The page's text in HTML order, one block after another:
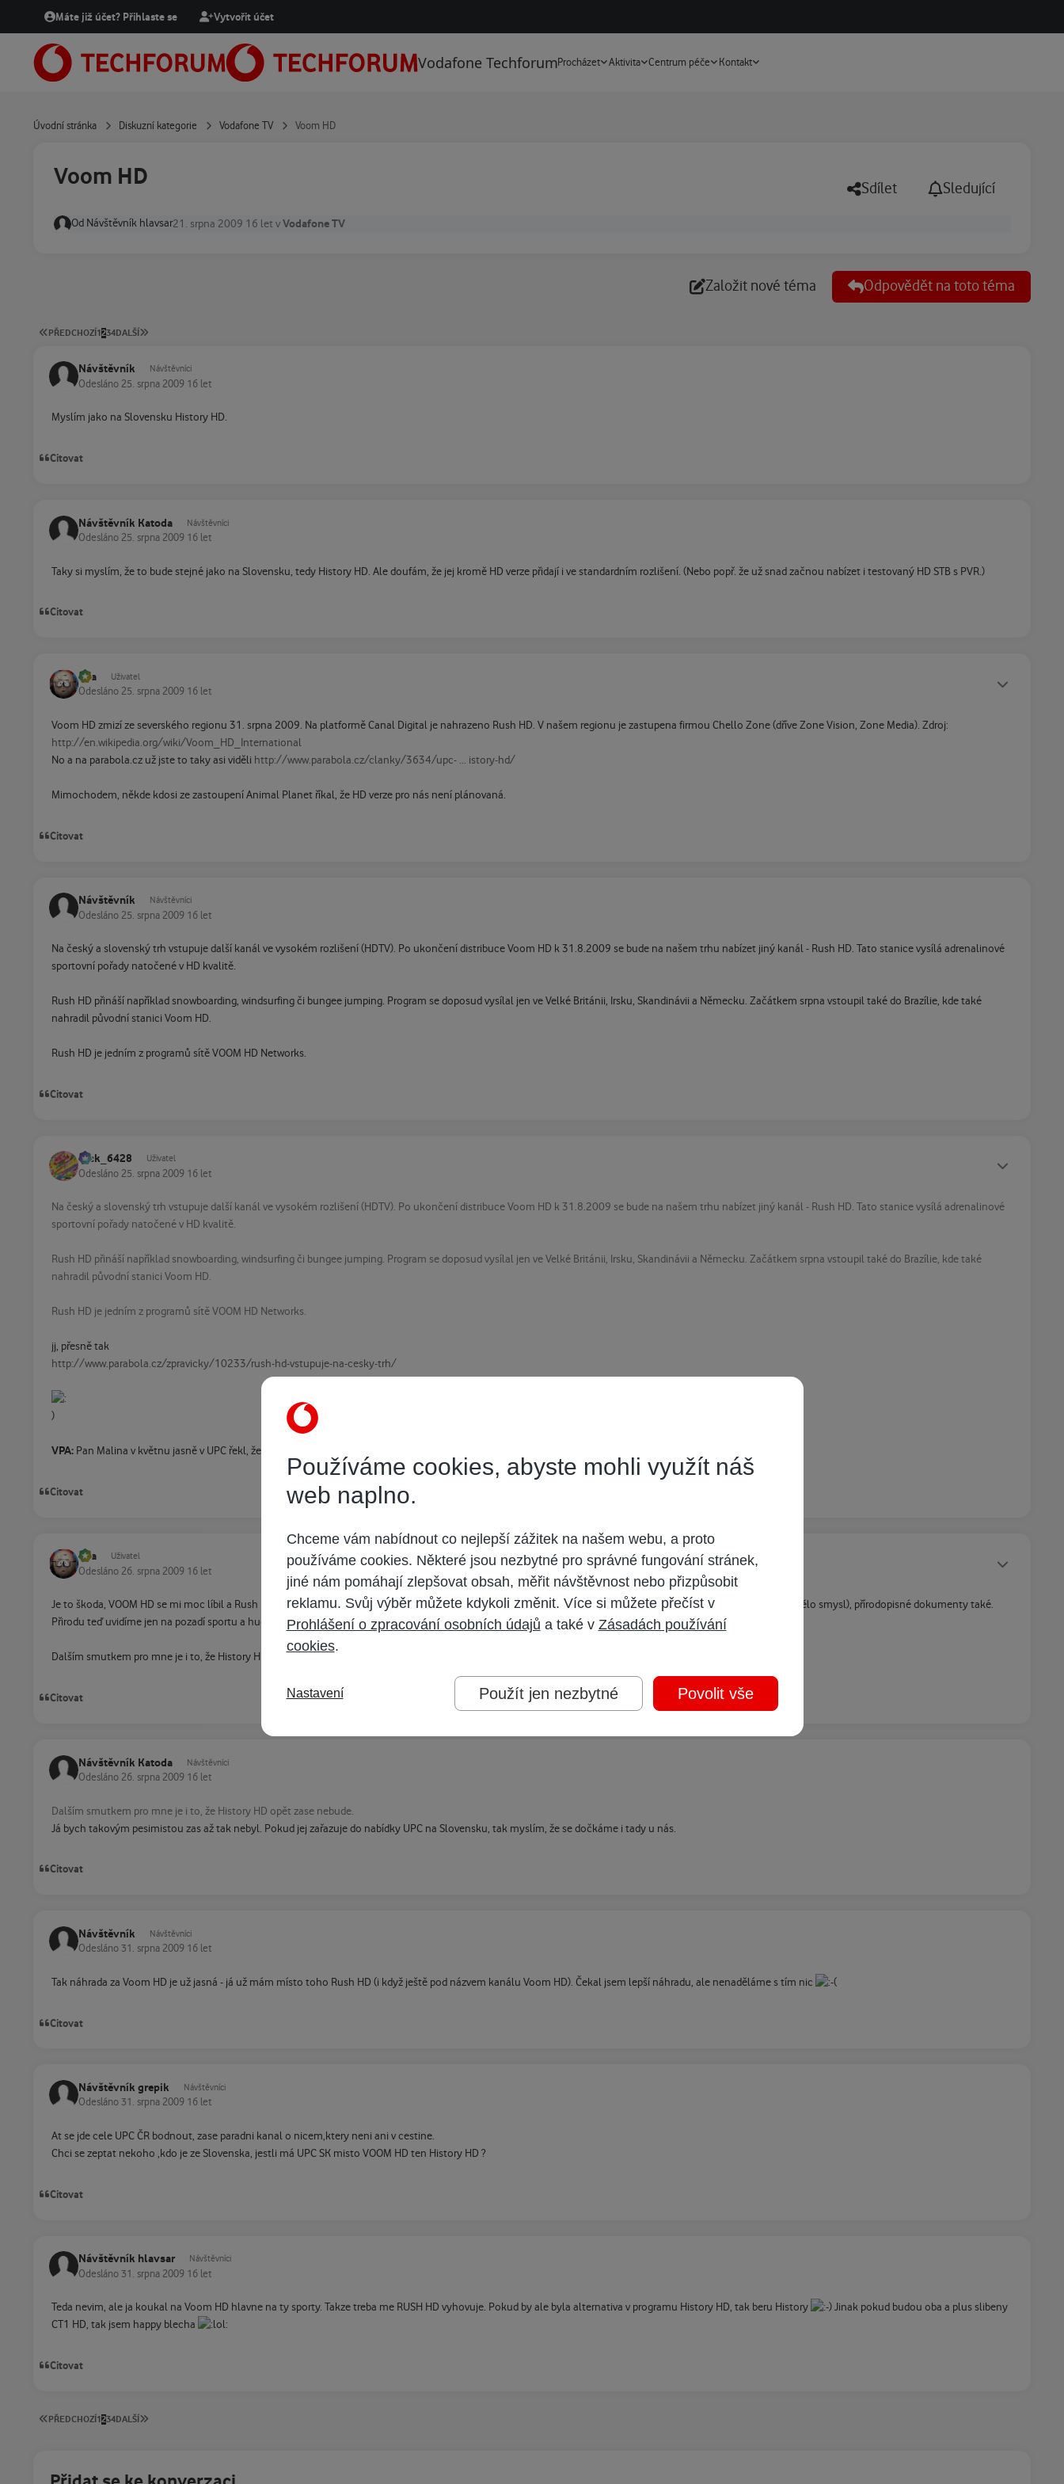
Přejít na obsah
Máte již účet? Přihlaste se Vytvořit účet
Vodafone TechforumProcházet Aktivita Centrum péče Kontakt
Úvodní stránka Diskuzní kategorie Vodafone TV Voom HD
Voom HD Sdílet Sledující
Od Návštěvník hlavsar21. srpna 2009 16 let vVodafone TV
Založit nové téma Odpovědět na toto téma
PRVNÍ STRÁNKA
PŘEDCHOZÍ1234DALŠÍ
Návštěvník Návštěvníci
Odesláno 25. srpna 2009 16 let
Myslím jako na Slovensku History HD.
Citovat
Návštěvník Katoda Návštěvníci
Odesláno 25. srpna 2009 16 let
Taky si myslím, že to bude stejné jako na Slovensku, tedy History HD. Ale doufám, že jej kromě HD verze přidají i ve standardním rozlišení. (Nebo popř. že už snad začnou nabízet i testovaný HD STB s PVR.)
Citovat
vpa Uživatel
Odesláno 25. srpna 2009 16 let
Voom HD zmizí ze severského regionu 31. srpna 2009. Na platformě Canal Digital je nahrazeno Rush HD. V našem regionu je zastupena firmou Chello Zone (dříve Zone Vision, Zone Media). Zdroj:
http://en.wikipedia.org/wiki/Voom_HD_International
No a na parabola.cz už jste to taky asi viděli http://www.parabola.cz/clanky/3634/upc- ... istory-hd/
Mimochodem, někde kdosi ze zastoupení Animal Planet říkal, že HD verze pro nás není plánovaná.
Citovat
Návštěvník Návštěvníci
Odesláno 25. srpna 2009 16 let
Na český a slovenský trh vstupuje další kanál ve vysokém rozlišení (HDTV). Po ukončení distribuce Voom HD k 31.8.2009 se bude na našem trhu nabízet jiný kanál - Rush HD. Tato stanice vysílá adrenalinové
sportovní pořady natočené v HD kvalitě.
Rush HD přináší například snowboarding, windsurfing či bungee jumping. Program se doposud vysílal jen ve Velké Británii, Irsku, Skandinávii a Německu. Začátkem srpna vstoupil také do Brazílie, kde také
nahradil původní stanici Voom HD.
Rush HD je jedním z programů sítě VOOM HD Networks.
Citovat
Jack_6428 Uživatel
Odesláno 25. srpna 2009 16 let
Na český a slovenský trh vstupuje další kanál ve vysokém rozlišení (HDTV). Po ukončení distribuce Voom HD k 31.8.2009 se bude na našem trhu nabízet jiný kanál - Rush HD. Tato stanice vysílá adrenalinové
sportovní pořady natočené v HD kvalitě.
Rush HD přináší například snowboarding, windsurfing či bungee jumping. Program se doposud vysílal jen ve Velké Británii, Irsku, Skandinávii a Německu. Začátkem srpna vstoupil také do Brazílie, kde také
nahradil původní stanici Voom HD.
Rush HD je jedním z programů sítě VOOM HD Networks.
jj, přesně tak
http://www.parabola.cz/zpravicky/10233/rush-hd-vstupuje-na-cesky-trh/
VPA:Pan Malina v květnu jasně v UPC řekl, že mají v hledáčku i Animal Planet HD...takže...jedna ze stran očividně lže nebo neví co mluví (což je pravděpodobnější)
Citovat
vpa Uživatel
Odesláno 26. srpna 2009 16 let
Je to škoda, VOOM HD se mi moc líbil a Rush HD bude jen část z něho. Některé koncerty byly opravdu vyjímečné po obrazové i zvukové stránce (Dolby Digital tu mělo smysl), přírodopisné dokumenty také.
Přirodu teď uvidíme jen na pozadí sportu a hudbu jen jako kulisu.
Dalším smutkem pro mne je i to, že History HD opět zase nebude.
Citovat
Návštěvník Katoda Návštěvníci
Odesláno 26. srpna 2009 16 let
Dalším smutkem pro mne je i to, že History HD opět zase nebude.
Já bych takovým pesimistou zas až tak nebyl. Pokud jej zařazuje do nabídky UPC na Slovensku, tak myslím, že se dočkáme i tady u nás.
Citovat
Návštěvník Návštěvníci
Odesláno 31. srpna 2009 16 let
Tak náhrada za Voom HD je už jasná - já už mám místo toho Rush HD (i když ještě pod názvem kanálu Voom HD). Čekal jsem lepší náhradu, ale nenaděláme s tím nic
Citovat
Návštěvník grepik Návštěvníci
Odesláno 31. srpna 2009 16 let
At se jde cele UPC ČR bodnout, zase paradni kanal o nicem,ktery neni ani v cestine.
Chci se zeptat nekoho ,kdo je ze Slovenska, jestli má UPC SK misto VOOM HD ten History HD ?
Citovat
Návštěvník hlavsar Návštěvníci
Odesláno 31. srpna 2009 16 let
Teda nevim, ale ja koukal na Voom HD hlavne na ty sporty. Takze treba me RUSH HD vyhovuje. Pokud by ale byla alternativa v programu History HD, tak beru History
Jinak pokud budou oba a plus slibeny
CT1 HD, tak jsem happy blecha
Citovat
PRVNÍ STRÁNKA
PŘEDCHOZÍ1234DALŠÍ
Používáme cookies, abyste mohli využít náš
web naplno.
Chceme vám nabídnout co nejlepší zážitek na našem webu, a proto
používáme cookies. Některé jsou nezbytné pro správné fungování stránek,
jiné nám pomáhají zlepšovat obsah, měřit návštěvnost nebo přizpůsobit
reklamu. Svůj výběr můžete kdykoli změnit. Více si můžete přečíst v
Prohlášení o zpracování osobních údajů a také v Zásadách používání
cookies.
Použít jen nezbytné Povolit vše
Nastavení